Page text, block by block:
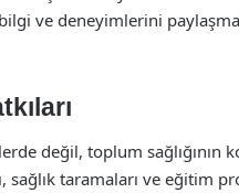
ve deneyimlerini
değil, toplum sağlığının
sağlık taramaları ve eğitim